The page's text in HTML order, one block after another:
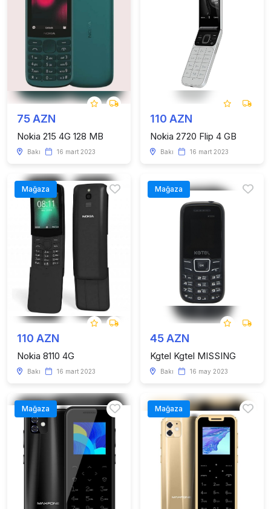
75 AZN
Nokia 215 4G 128 MB
Bakı 16 mart 2023
110 AZN
Nokia 2720 Flip 4 GB
Bakı 16 mart 2023
Mağaza
110 AZN
Nokia 8110 4G
Bakı 16 mart 2023
Mağaza
45 AZN
Kgtel Kgtel MISSING
Bakı 16 may 2023
Mağaza Mağaza